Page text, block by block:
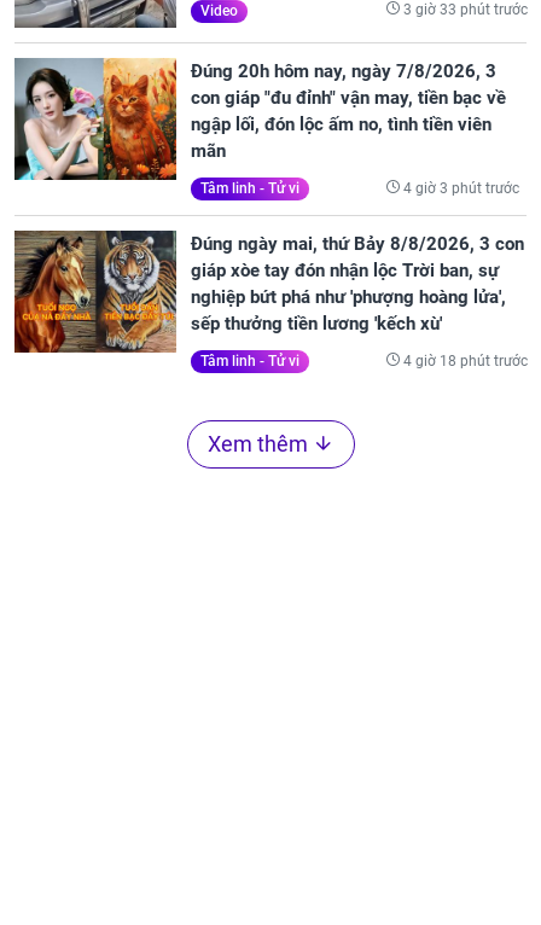
Video 3 giờ 33 phút trước
Đúng 20h hôm nay, ngày 7/8/2026, 3
con giáp "đu đỉnh" vận may, tiền bạc về
ngập lối, đón lộc ấm no, tình tiền viên
mãn
Tâm linh - Tử vi 4 giờ 3 phút trước
Đúng ngày mai, thứ Bảy 8/8/2026, 3 con
giáp xòe tay đón nhận lộc Trời ban, sự
nghiệp bứt phá như 'phượng hoàng lửa',
sếp thưởng tiền lương 'kếch xù'
Tâm linh - Tử vi 4 giờ 18 phút trước
Xem thêm